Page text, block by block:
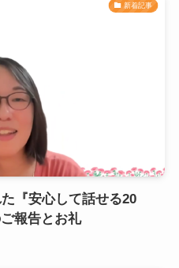
新着記事
『安心して話せる20
報告とお礼